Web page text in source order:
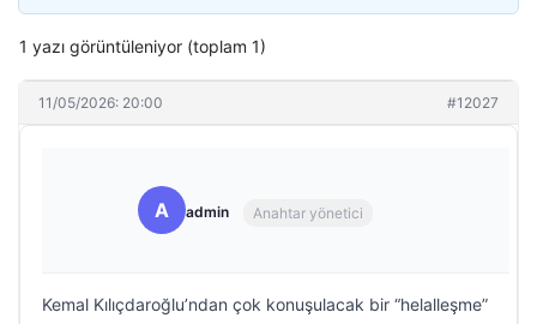
1 yazı görüntüleniyor (toplam 1)
11/05/2026: 20:00 #12027
A admin Anahtar yönetici
Kemal Kılıçdaroğlu’ndan çok konuşulacak bir “helalleşme”